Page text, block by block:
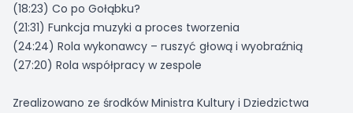
(18:23) Co po Gołąbku?
(21:31) Funkcja muzyki a proces tworzenia
(24:24) Rola wykonawcy – ruszyć głową i wyobraźnią
(27:20) Rola współpracy w zespole
Zrealizowano ze środków Ministra Kultury i Dziedzictwa